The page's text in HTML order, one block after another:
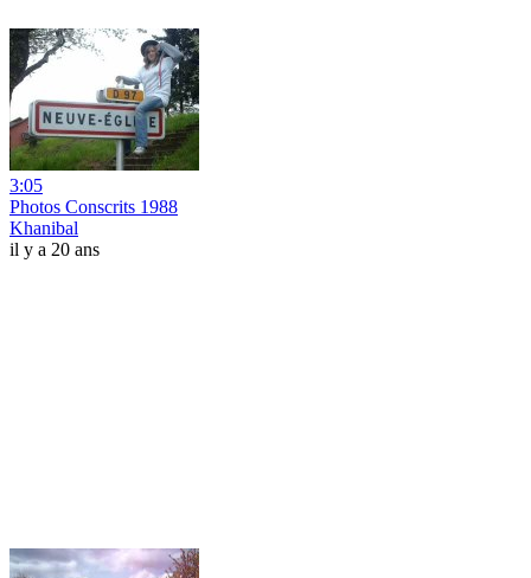
3:05
Photos Conscrits 1988
Khanibal
il y a 20 ans